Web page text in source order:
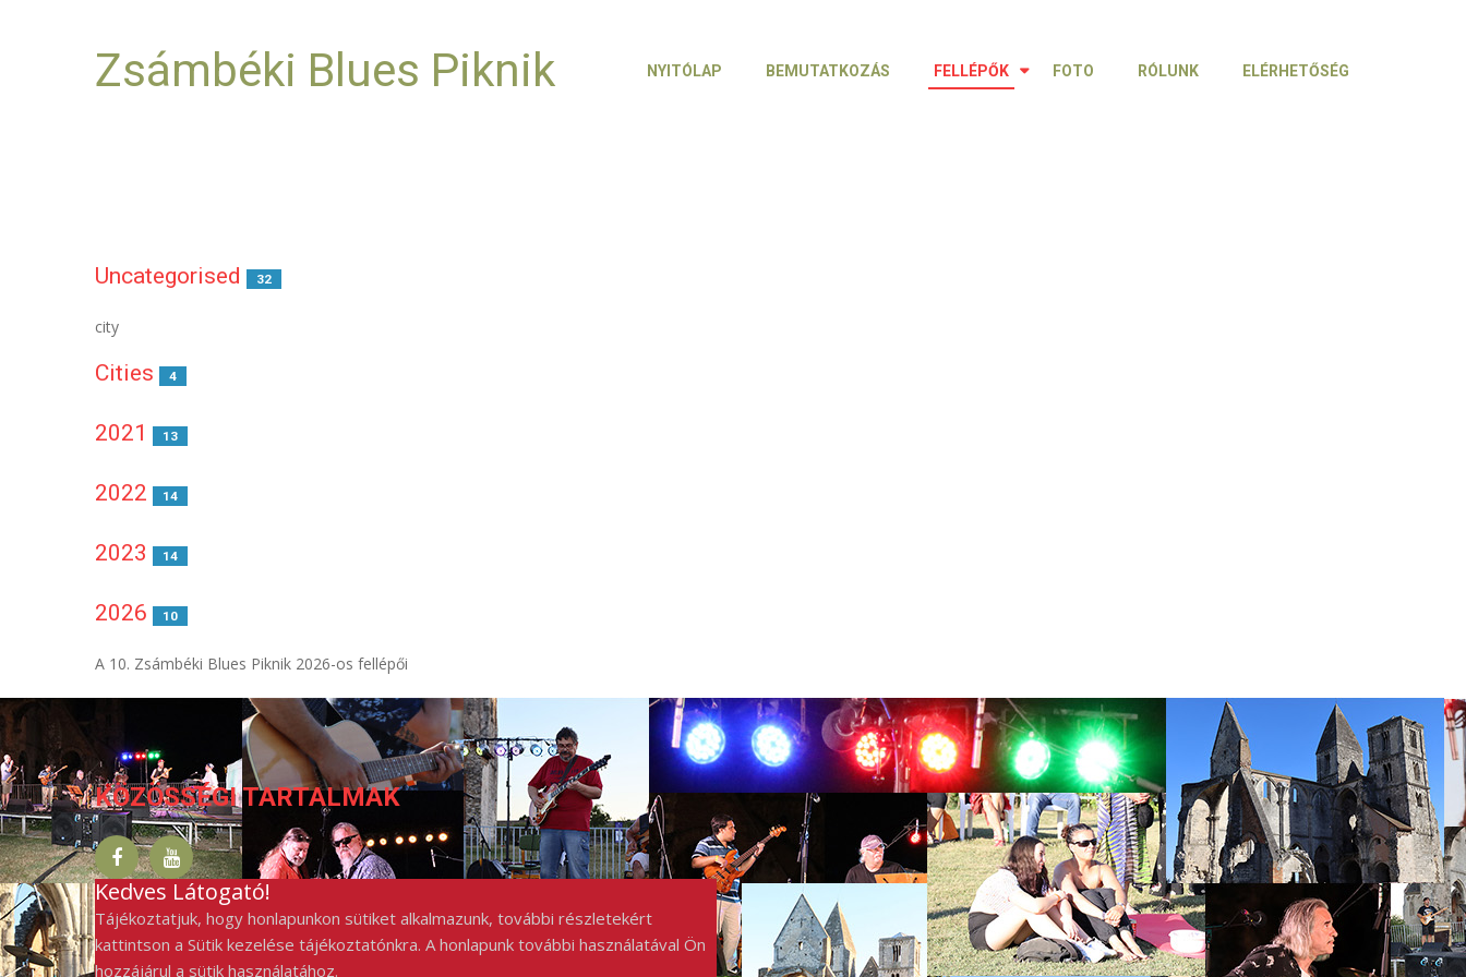
Zsámbéki Blues Piknik NYITÓLAP BEMUTATKOZÁS FELLÉPŐK FOTO RÓLUNK ELÉRHETŐSÉG
Uncategorised 32
city
Cities 4
2021 13
2022 14
2023 14
2026 10
A 10. Zsámbéki Blues Piknik 2026-os fellépői
KÖZÖSSÉGI TARTALMAK
Kedves Látogató!
Tájékoztatjuk, hogy honlapunkon sütiket alkalmazunk, további részletekért
kattintson a Sütik kezelése tájékoztatónkra. A honlapunk további használatával Ön
hozzájárul a sütik használatához.